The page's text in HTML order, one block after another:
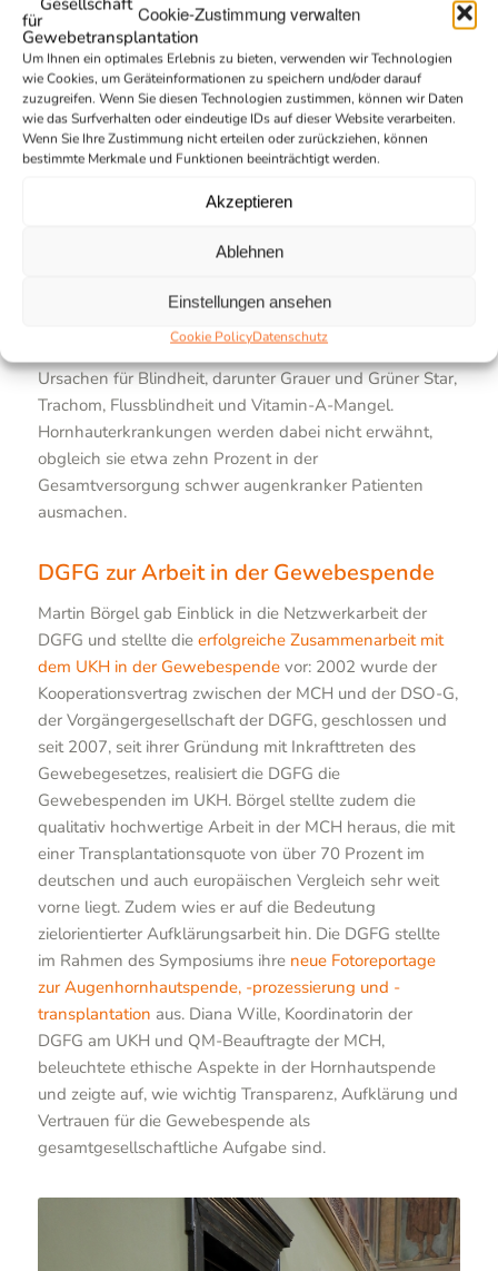
Cookie-Zustimmung verwalten
Um Ihnen ein optimales Erlebnis zu bieten, verwenden wir Technologien
wie Cookies, um Geräteinformationen zu speichern und/oder darauf
zuzugreifen. Wenn Sie diesen Technologien zustimmen, können wir Daten
wie das Surfverhalten oder eindeutige IDs auf dieser Website verarbeiten.
Wenn Sie Ihre Zustimmung nicht erteilen oder zurückziehen, können
bestimmte Merkmale und Funktionen beeinträchtigt werden.
Akzeptieren
Ablehnen
Einstellungen ansehen
Cookie PolicyDatenschutz
stoffliches, farbenfrohes Design das Wiederbegegnen
und Erkennen geliebter Menschen zeigt. In einem Textil-
und Seide-Design wird das Kunstwerk vom Förderkreis
als Dauerleihgabe an der Universitätsaugenklinik Halle
ausgestellt.
Aufklärungsbedarf weltweit
In einer Präsentation von Prof. Wilhelm zum Aufbau und
der Entwicklung der Hornhautbanken in den neuen
Aufklärungsarbeit zur Augenhornhauttransplantation im
Weltgesundheitsorganisation erfasst jedes Jahr die
Ursachen für Blindheit, darunter Grauer und Grüner Star,
Trachom, Flussblindheit und Vitamin-A-Mangel.
Hornhauterkrankungen werden dabei nicht erwähnt,
obgleich sie etwa zehn Prozent in der
Gesamtversorgung schwer augenkranker Patienten
ausmachen.
DGFG zur Arbeit in der Gewebespende
Martin Börgel gab Einblick in die Netzwerkarbeit der
DGFG und stellte dieerfolgreiche Zusammenarbeit mit
dem UKH in der Gewebespendevor: 2002 wurde der
Kooperationsvertrag zwischen der MCH und der DSO-G,
der Vorgängergesellschaft der DGFG, geschlossen und
seit 2007, seit ihrer Gründung mit Inkrafttreten des
Gewebegesetzes, realisiert die DGFG die
Gewebespenden im UKH. Börgel stellte zudem die
qualitativ hochwertige Arbeit in der MCH heraus, die mit
einer Transplantationsquote von über 70 Prozent im
deutschen und auch europäischen Vergleich sehr weit
vorne liegt. Zudem wies er auf die Bedeutung
zielorientierter Aufklärungsarbeit hin. Die DGFG stellte
im Rahmen des Symposiums ihre neue Fotoreportage
zur Augenhornhautspende, -prozessierung und -
transplantation aus. Diana Wille, Koordinatorin der
DGFG am UKH und QM-Beauftragte der MCH,
beleuchtete ethische Aspekte in der Hornhautspende
und zeigte auf, wie wichtig Transparenz, Aufklärung und
Vertrauen für die Gewebespende als
gesamtgesellschaftliche Aufgabe sind.